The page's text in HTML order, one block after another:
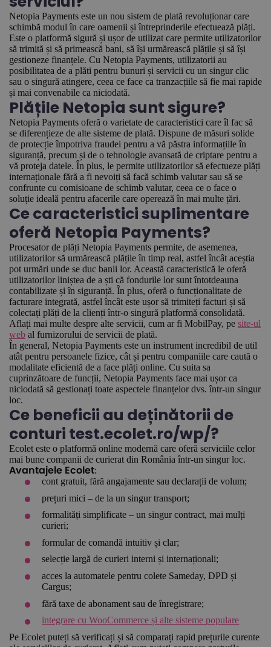
Netopia Payments este un nou sistem de plată revoluționar care
schimbă modul în care oamenii și întreprinderile efectuează plăți.
Este o platformă sigură și ușor de utilizat care permite utilizatorilor
să trimită și să primească bani, să își urmărească plățile și să își
gestioneze finanțele. Cu Netopia Payments, utilizatorii au
posibilitatea de a plăti pentru bunuri și servicii cu un singur clic
sau o singură atingere, ceea ce face ca tranzacțiile să fie mai rapide
și mai convenabile ca niciodată.
Plățile Netopia sunt sigure?
Netopia Payments oferă o varietate de caracteristici care îl fac să
se diferențieze de alte sisteme de plată. Dispune de măsuri solide
de protecție împotriva fraudei pentru a vă păstra informațiile în
siguranță, precum și de o tehnologie avansată de criptare pentru a
vă proteja datele. În plus, le permite utilizatorilor să efectueze plăți
internaționale fără a fi nevoiți să facă schimb valutar sau să se
confrunte cu comisioane de schimb valutar, ceea ce o face o
soluție ideală pentru afacerile care operează în mai multe țări.
Ce caracteristici suplimentare
oferă Netopia Payments?
Procesator de plăți Netopia Payments permite, de asemenea,
utilizatorilor să urmărească plățile în timp real, astfel încât aceștia
pot urmări unde se duc banii lor. Această caracteristică le oferă
utilizatorilor liniștea de a ști că fondurile lor sunt întotdeauna
contabilizate și în siguranță. În plus, oferă o funcționalitate de
facturare integrată, astfel încât este ușor să trimiteți facturi și să
colectați plăți de la clienți într-o singură platformă consolidată.
Aflați mai multe despre alte servicii, cum ar fi MobilPay, pe site-ul
web al furnizorului de servicii de plată.
În general, Netopia Payments este un instrument incredibil de util
atât pentru persoanele fizice, cât și pentru companiile care caută o
modalitate eficientă de a face plăți online. Cu suita sa
cuprinzătoare de funcții, Netopia Payments face mai ușor ca
niciodată să gestionați toate aspectele finanțelor dvs. într-un singur
loc.
Ce beneficii au deținătorii de
conturi test.ecolet.ro/wp/?
Ecolet este o platformă online modernă care oferă serviciile celor
mai bune companii de curierat din România într-un singur loc.
Avantajele Ecolet:
cont gratuit, fără angajamente sau declarații de volum;
prețuri mici – de la un singur transport;
formalități simplificate – un singur contract, mai mulți
curieri;
formular de comandă intuitiv și clar;
selecție largă de curieri interni și internaționali;
acces la automatele pentru colete Sameday, DPD și
Cargus;
fără taxe de abonament sau de înregistrare;
integrare cu WooCommerce și alte sisteme populare
Pe Ecolet puteți să verificați și să comparați rapid prețurile curente